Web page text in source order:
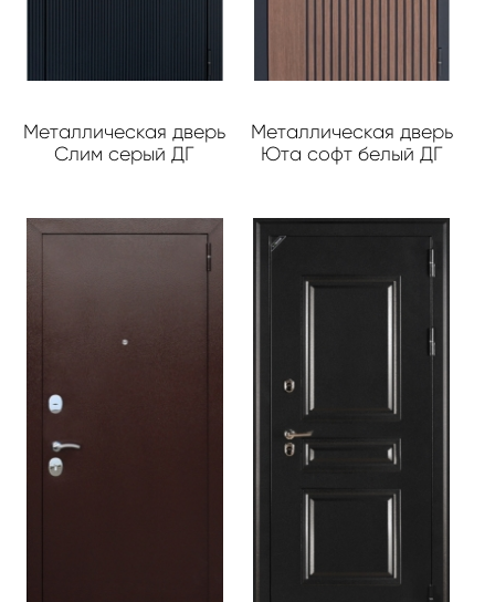
Металлическая дверь
Слим серый ДГ
Металлическая дверь
Юта софт белый ДГ